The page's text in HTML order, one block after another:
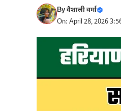
Byवैशाली वर्मा
On: April 28, 2026